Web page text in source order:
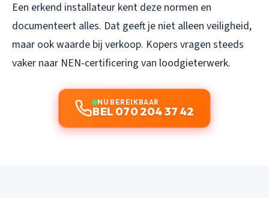
Een erkend installateur kent deze normen en
documenteert alles. Dat geeft je niet alleen veiligheid,
maar ook waarde bij verkoop. Kopers vragen steeds
vaker naar NEN-certificering van loodgieterwerk.
NU BEREIKBAAR
BEL 070 204 37 42